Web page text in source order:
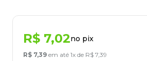
R$ 7,02no pix
R$ 7,39 em até 1x de R$ 7,39